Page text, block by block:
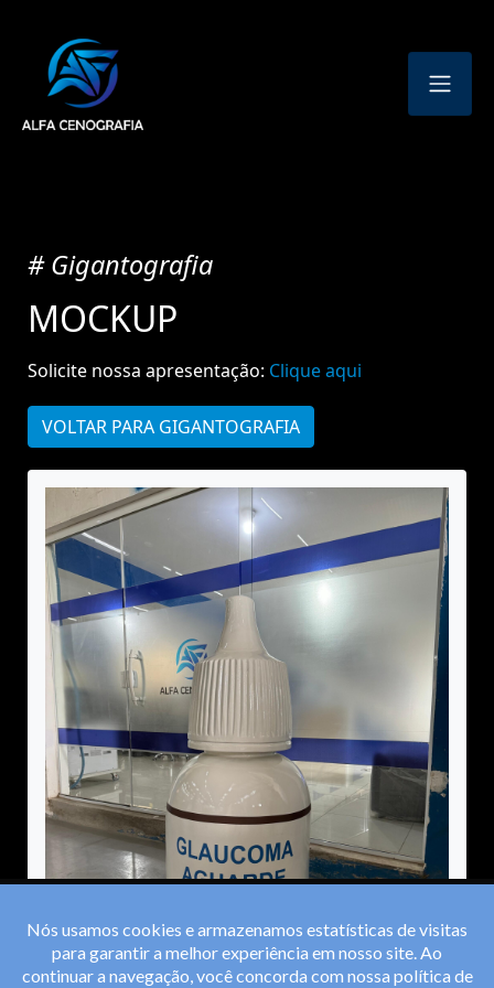
# Gigantografia
MOCKUP
Solicite nossa apresentação: Clique aqui
VOLTAR PARA GIGANTOGRAFIA
Nós usamos cookies e armazenamos estatísticas de visitas
para garantir a melhor experiência em nosso site. Ao
continuar a navegação, você concorda com nossa política de